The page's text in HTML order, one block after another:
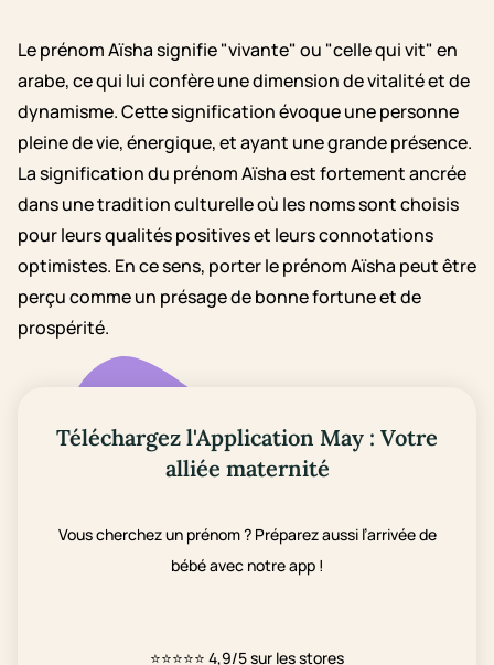
Le prénom Aïsha signifie "vivante" ou "celle qui vit" en
arabe, ce qui lui confère une dimension de vitalité et de
dynamisme. Cette signification évoque une personne
pleine de vie, énergique, et ayant une grande présence.
La signification du prénom Aïsha est fortement ancrée
dans une tradition culturelle où les noms sont choisis
pour leurs qualités positives et leurs connotations
optimistes. En ce sens, porter le prénom Aïsha peut être
perçu comme un présage de bonne fortune et de
prospérité.
Téléchargez l'Application May : Votre
alliée maternité
Vous cherchez un prénom ? Préparez aussi l’arrivée de
bébé avec notre app !
⭐⭐⭐⭐⭐ 4,9/5 sur les stores